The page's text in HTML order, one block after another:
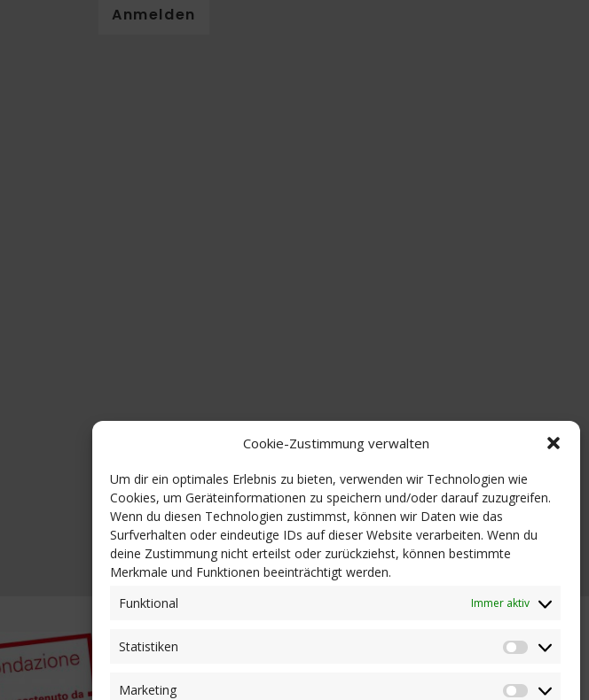
Cookie-Zustimmung verwalten
Um dir ein optimales Erlebnis zu bieten, verwenden wir Technologien wie
Cookies, um Geräteinformationen zu speichern und/oder darauf zuzugreifen.
Wenn du diesen Technologien zustimmst, können wir Daten wie das
Surfverhalten oder eindeutige IDs auf dieser Website verarbeiten. Wenn du
deine Zustimmung nicht erteilst oder zurückziehst, können bestimmte
Merkmale und Funktionen beeinträchtigt werden.
Funktional
Immer aktiv
Statistiken
Marketing
Anmelden